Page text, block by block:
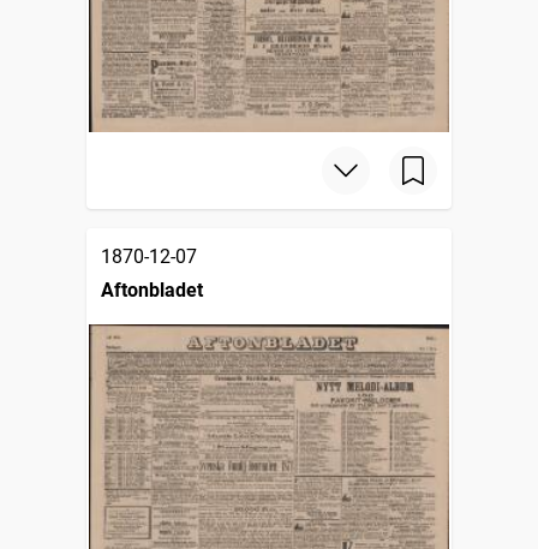
1870-12-07
Aftonbladet